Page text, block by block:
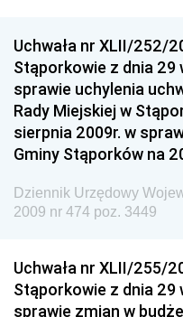
Dziennik Urzędowy
Regionalnej
Dziennik Urzędowy
Dziennik Urzędowy
Dziennik Urzędowy
Dziennik Urzędowy
Narodowego i Sportu
Dziennik Urzędowy
Polityki Regionalnej
Uchwała nr XLII/252/
Stąporkowie z dnia 29
sprawie uchylenia
Rady Miejskiej w
sierpnia 2009r. w
Gminy Stąporków na
Dziennik Urzędowy
2009 nr 474 poz. 3449
Uchwała nr XLII/255/
Stąporkowie z dnia 29
sprawie zmian w